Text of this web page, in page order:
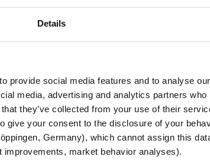
Details
provide social media features and to analyse
media, advertising and analytics partners
they’ve collected from your use of their
give your consent to the disclosure of your
Germany), which cannot assign this
market behavior analyses).
ZUBEHÖR